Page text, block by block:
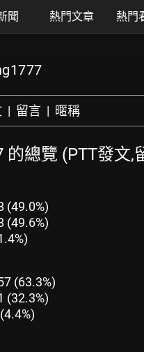
聞 熱門文章 熱門
| 留言 | 暱稱
的總覽 (PTT發文,
(49.0%)
(49.6%)
(63.3%)
(32.3%)